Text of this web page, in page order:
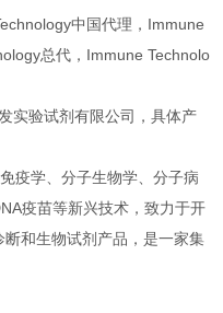
中国代理，Immune
总代，Immune Technolo
实验试剂有限公司，具体产
疫学、分子生物学、分子病
疫苗等新兴技术，致力于开
和生物试剂产品，是一家集